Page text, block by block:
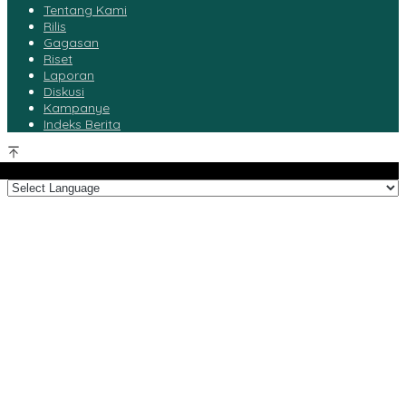
Tentang Kami
Rilis
Gagasan
Riset
Laporan
Diskusi
Kampanye
Indeks Berita